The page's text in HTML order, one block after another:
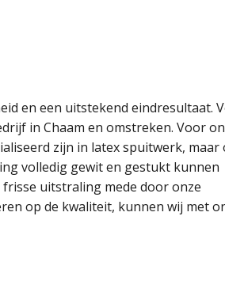
en een uitstekend eindresultaat.
in Chaam en omstreken. Voor
zijn in latex spuitwerk, maar
volledig gewit en gestukt kunnen
uitstraling mede door onze
op de kwaliteit, kunnen wij met